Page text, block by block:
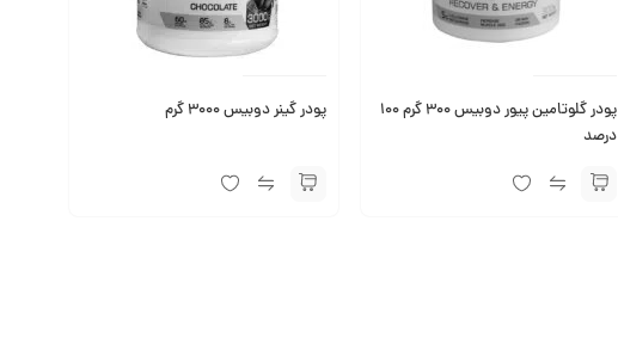
پودر گلوتامین پیور دوبیس ۳۰۰ گرم ۱۰۰
درصد
پودر گینر دوبیس 3000 گرم